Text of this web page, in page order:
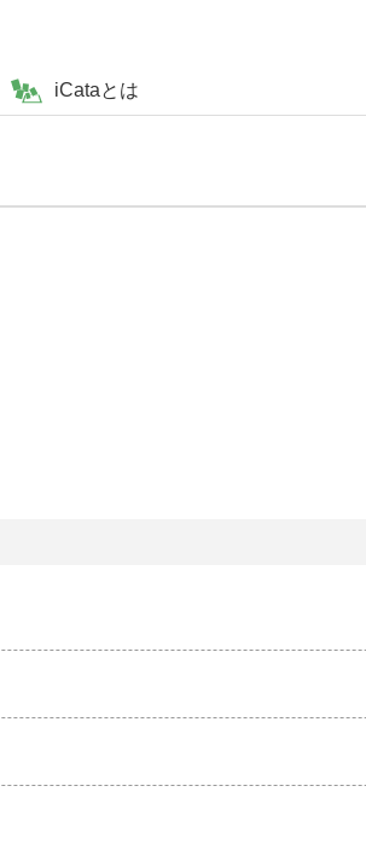
iCataとは